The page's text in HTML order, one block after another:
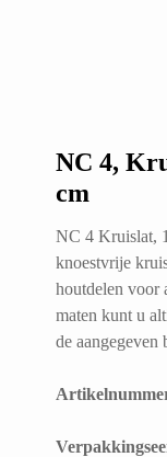
NC 4,
cm
NC 4 Kruislat,
knoestvrije
houtdelen voor
maten kunt u
de aangegeven